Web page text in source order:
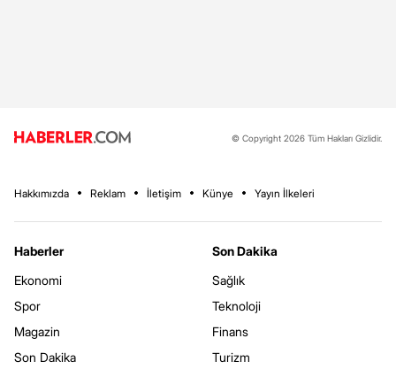
© Copyright 2026 Tüm Hakları Gizlidir.
Hakkımızda Reklam İletişim Künye Yayın İlkeleri
Haberler
Ekonomi
Spor
Magazin
Son Dakika
Son Dakika
Sağlık
Teknoloji
Finans
Turizm